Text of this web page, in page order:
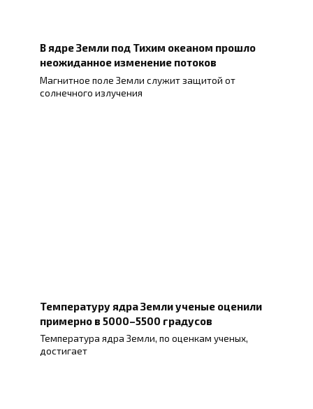
В ядре Земли под Тихим океаном прошло
неожиданное изменение потоков
Магнитное поле Земли служит защитой от
солнечного излучения
Температуру ядра Земли ученые оценили
примерно в 5000–5500 градусов
Температура ядра Земли, по оценкам ученых,
достигает